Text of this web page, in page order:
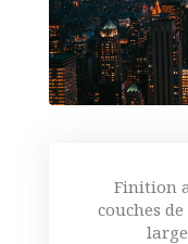
Finition
couches